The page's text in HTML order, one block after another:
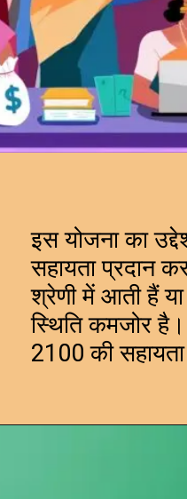
इस योजना का
सहायता प्रदान
श्रेणी में आती हैं
स्थिति कमजोर
₹2100 की